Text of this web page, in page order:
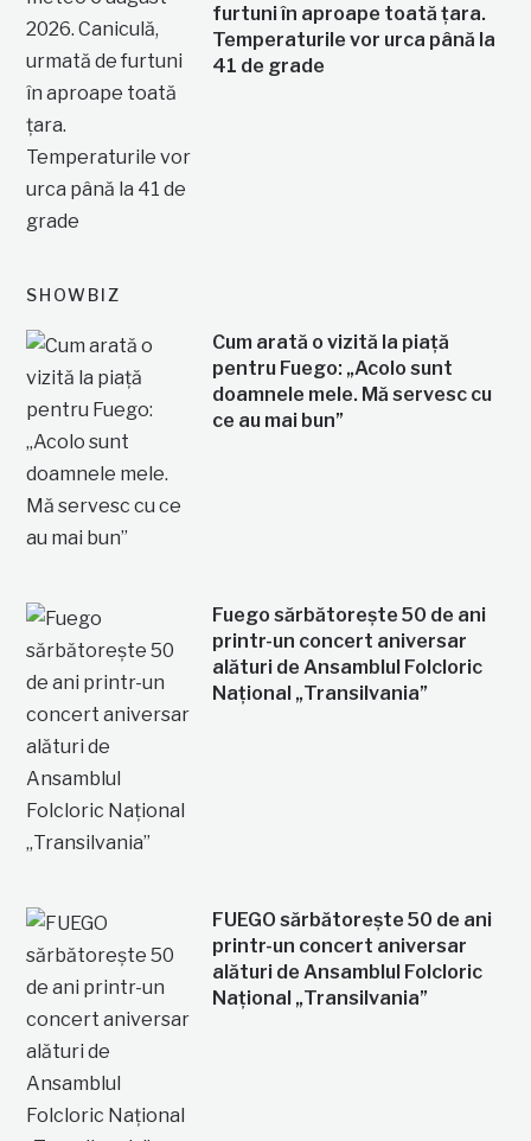
furtuni în aproape toată țara.
Temperaturile vor urca până la
41 de grade
SHOWBIZ
Cum arată o vizită la piață
pentru Fuego: „Acolo sunt
doamnele mele. Mă servesc cu
ce au mai bun”
Fuego sărbătorește 50 de ani
printr-un concert aniversar
alături de Ansamblul Folcloric
Național „Transilvania”
FUEGO sărbătorește 50 de ani
printr-un concert aniversar
alături de Ansamblul Folcloric
Național „Transilvania”